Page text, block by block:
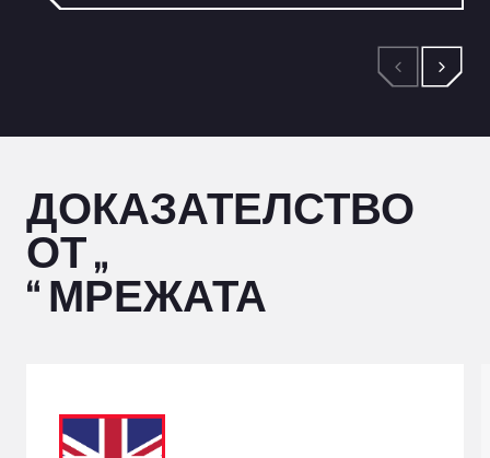
ДОКАЗАТЕЛСТВО
ОТ „
“ МРЕЖАТА